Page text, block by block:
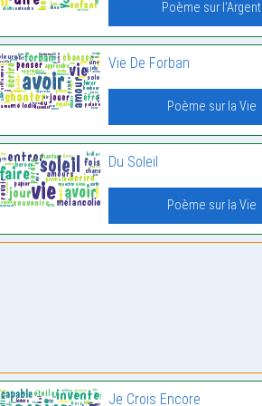
Poème sur l'Argent
Vie De Forban
Poème sur la Vie
Du Soleil
Poème sur la Vie
Je Crois Encore